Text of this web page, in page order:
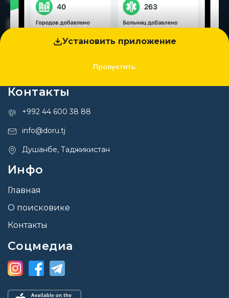
Установить приложение
Пропустить
Контакты
+992 44 600 38 88
info@doru.tj
Душанбе, Таджикистан
Инфо
Главная
О поисковике
Контакты
Соцмедиа